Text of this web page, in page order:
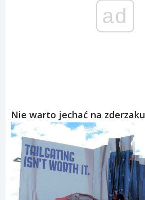
ad
Nie warto jechać na zderzaku